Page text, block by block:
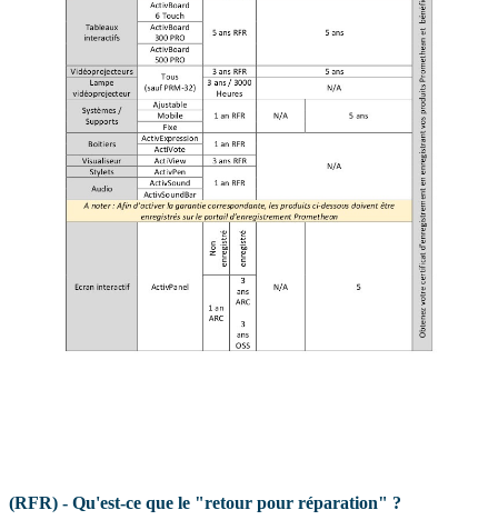
(RFR) - Qu'est-ce que le "retour pour réparation" ?